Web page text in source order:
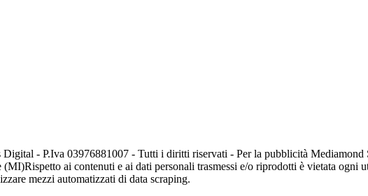
- P.Iva 03976881007 - Tutti i diritti riservati - Per la pubblicità
(MI)Rispetto ai contenuti e ai dati personali trasmessi e/o riprodotti è vietata ogni
mezzi automatizzati di data scraping.